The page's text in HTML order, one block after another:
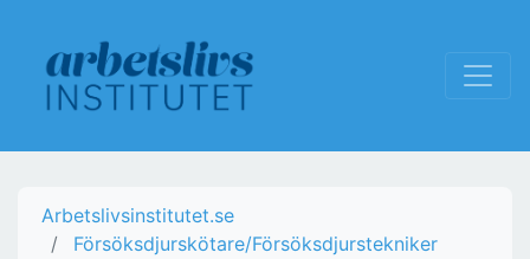
Arbetslivsinstitutet.se
Försöksdjurskötare/Försöksdjurstekniker